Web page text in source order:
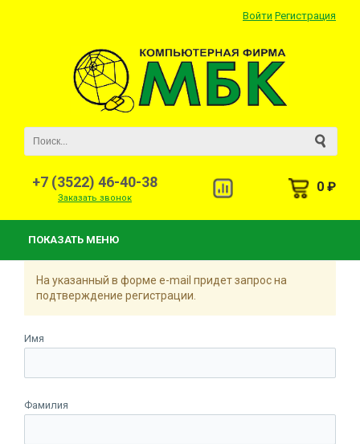
Войти Регистрация
+7 (3522) 46-40-38
Заказать звонок
0 ₽
ПОКАЗАТЬ МЕНЮ
На указанный в форме e-mail придет запрос на
подтверждение регистрации.
Имя
Фамилия